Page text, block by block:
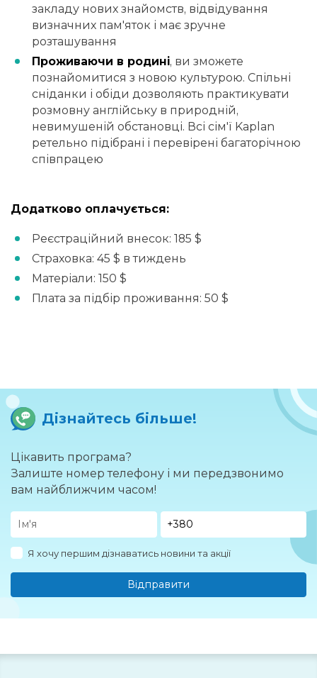
закладу нових знайомств, відвідування
визначних пам'яток і має зручне
розташування
Проживаючи в родині, ви зможете
познайомитися з новою культурою. Спільні
сніданки і обіди дозволяють практикувати
розмовну англійську в природній,
невимушеній обстановці. Всі сім'ї Kaplan
ретельно підібрані і перевірені багаторічною
співпрацею
Додатково оплачується:
Реєстраційний внесок: 185 $
Страховка: 45 $ в тиждень
Матеріали: 150 $
Плата за підбір проживання: 50 $
Дізнайтесь більше!
Цікавить програма?
Залиште номер телефону і ми передзвонимо
вам найближчим часом!
Я хочу першим дізнаватись новини та акції
Відправити